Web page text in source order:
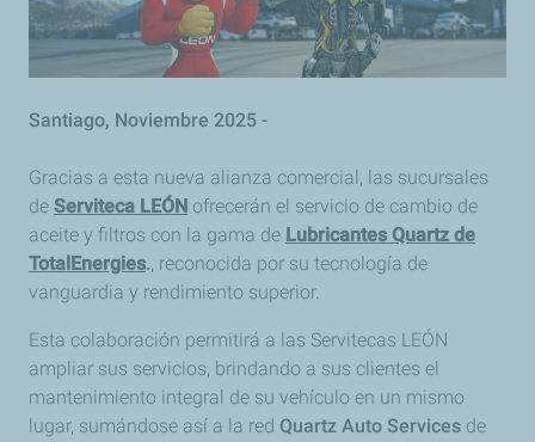
Santiago, Noviembre 2025 -
Gracias a esta nueva alianza comercial, las sucursales
de Serviteca LEÓN ofrecerán el servicio de cambio de
aceite y filtros con la gama de Lubricantes Quartz de
TotalEnergies., reconocida por su tecnología de
vanguardia y rendimiento superior.
Esta colaboración permitirá a las Servitecas LEÓN
ampliar sus servicios, brindando a sus clientes el
mantenimiento integral de su vehículo en un mismo
lugar, sumándose así a la red Quartz Auto Services de